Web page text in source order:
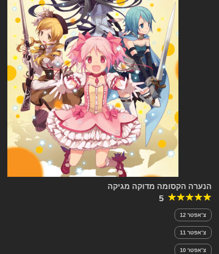
הנערה הקסומה מדוקה מגיקה
5
צ'אפטר 12
צ'אפטר 11
צ'אפטר 10